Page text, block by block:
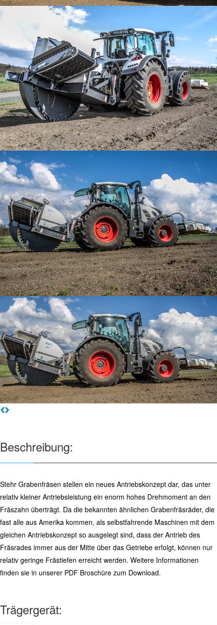
Beschreibung:
Stehr Grabenfräsen stellen ein neues Antriebskonzept dar, das unter
relativ kleiner Antriebsleistung ein enorm hohes Drehmoment an den
Fräszahn überträgt. Da die bekannten ähnlichen Grabenfräsräder, die
fast alle aus Amerika kommen, als selbstfahrende Maschinen mit dem
gleichen Antriebskonzept so ausgelegt sind, dass der Antrieb des
Fräsrades immer aus der Mitte über das Getriebe erfolgt, können nur
relativ geringe Frästiefen erreicht werden. Weitere Informationen
finden sie in unserer PDF Broschüre zum Download.
Trägergerät: